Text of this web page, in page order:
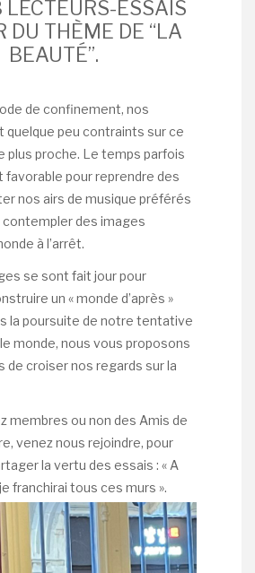
LECTEURS-ESSAIS
DU THÈME DE “LA
BEAUTÉ”.
de confinement, nos
quelque peu contraints sur ce
plus proche. Le temps parfois
favorable pour reprendre des
nos airs de musique préférés
contempler des images
à l’arrêt.
se sont fait jour pour
un « monde d’après »
la poursuite de notre tentative
monde, nous vous proposons
de croiser nos regards sur la
membres ou non des Amis de
venez nous rejoindre, pour
la vertu des essais : « A
franchirai tous ces murs ».